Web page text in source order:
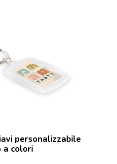
personalizzabile
a colori